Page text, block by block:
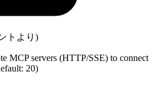
トより)
MCP servers (HTTP/SSE) to connect
20)